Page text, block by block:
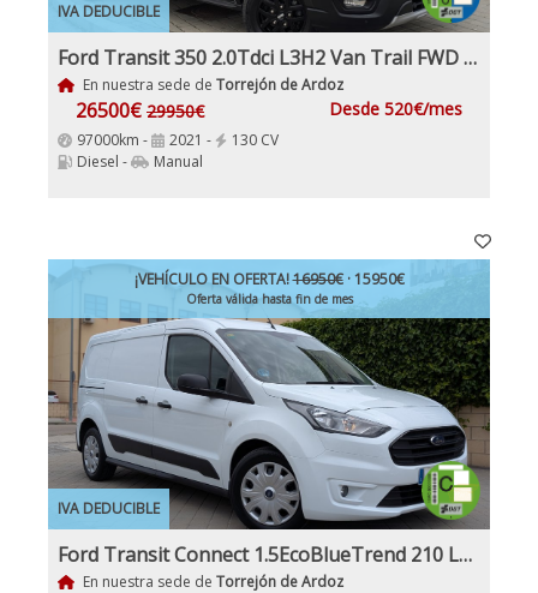
IVA DEDUCIBLE
Ford Transit 350 2.0Tdci L3H2 Van Trail FWD MHEV furgón FWD 130Cv, 6 Velocidades, Etiqueta medioambiental ECO
En nuestra sede de Torrejón de Ardoz
26500€ 29950€ Desde 520€/mes
97000km - 2021 -
130 CV
Diesel -
Manual
IVA DEDUCIBLE
¡VEHÍCULO EN OFERTA!16950€· 15950€
Oferta válida hasta fin de mes
Ford Transit Connect 1.5EcoBlueTrend 210 L2 4 Puertas 120Cv IVA y Garantía Inc Etiqueta C
En nuestra sede de Torrejón de Ardoz